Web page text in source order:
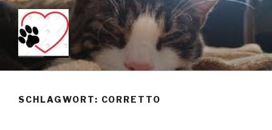
Zum
Inhalt
springen
KEIN TÖTUNGSMITTEL –
MITTEL DER WAHL WENN
Just another WordPress site
SCHLAGWORT: CORRETTO